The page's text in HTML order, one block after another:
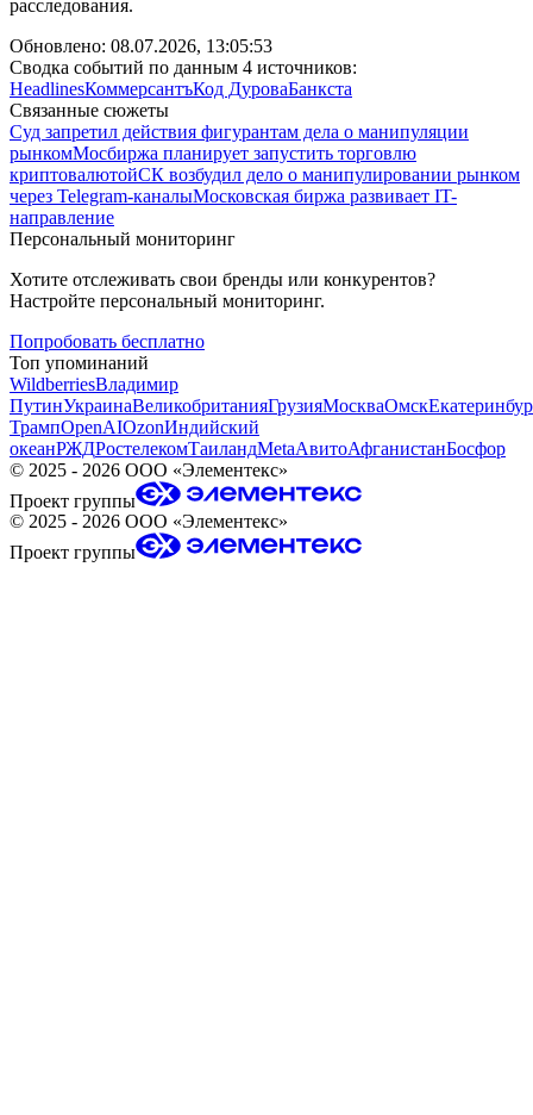
расследования.
Обновлено: 08.07.2026, 13:05:53
Сводка событий по данным 4 источников:
HeadlinesКоммерсантъКод ДуроваБанкста
Связанные сюжеты
Суд запретил действия фигурантам дела о манипуляции
рынкомМосбиржа планирует запустить торговлю
криптовалютойСК возбудил дело о манипулировании рынком
через Telegram-каналыМосковская биржа развивает IT-
направление
Персональный мониторинг
Хотите отслеживать свои бренды или конкурентов?
Настройте персональный мониторинг.
Попробовать бесплатно
Топ упоминаний
WildberriesВладимир
ПутинУкраинаВеликобританияГрузияМоскваОмск
ТрампOpenAIOzonИндийский
океанРЖДРостелекомТаиландMetaАвитоАфганистанБосфор
© 2025 - 2026 ООО «Элементекс»
Проект группы
© 2025 - 2026 ООО «Элементекс»
Проект группы